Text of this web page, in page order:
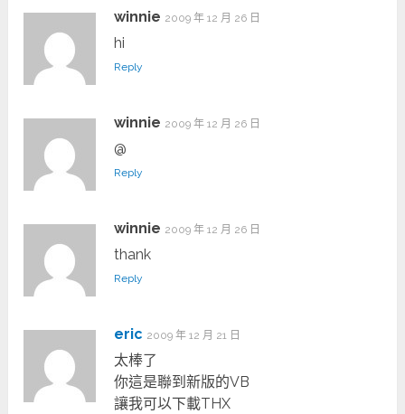
winnie 2009 年 12 月 26 日
hi
Reply
winnie 2009 年 12 月 26 日
@
Reply
winnie 2009 年 12 月 26 日
thank
Reply
eric 2009 年 12 月 21 日
太棒了
你這是聯到新版的VB
讓我可以下載THX